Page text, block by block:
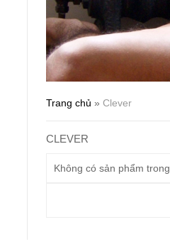
Trang chủ »Clever
CLEVER
Không có sản phẩm